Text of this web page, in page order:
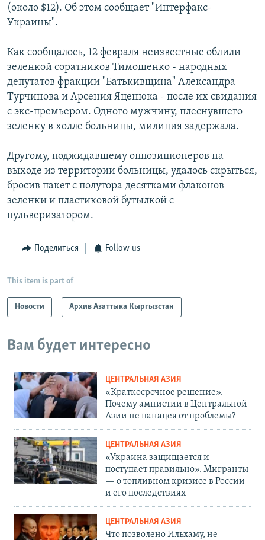
(около $12). Об этом сообщает "Интерфакс-
Украины".
Как сообщалось, 12 февраля неизвестные облили
зеленкой соратников Тимошенко - народных
депутатов фракции "Батькивщина" Александра
Турчинова и Арсения Яценюка - после их свидания
с экс-премьером. Одного мужчину, плеснувшего
зеленку в холле больницы, милиция задержала.
Другому, поджидавшему оппозиционеров на
выходе из территории больницы, удалось скрыться,
бросив пакет с полутора десятками флаконов
зеленки и пластиковой бутылкой с
пульверизатором.
Поделиться Follow us
This item is part of
Новости Архив Азаттыка Кыргызстан
Вам будет интересно
ЦЕНТРАЛЬНАЯ АЗИЯ
«Краткосрочное решение».
Почему амнистии в Центральной
Азии не панацея от проблемы?
ЦЕНТРАЛЬНАЯ АЗИЯ
«Украина защищается и
поступает правильно». Мигранты
— о топливном кризисе в России
и его последствиях
ЦЕНТРАЛЬНАЯ АЗИЯ
Что позволено Ильхаму, не